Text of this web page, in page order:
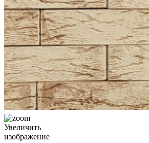
Увеличить
изображение